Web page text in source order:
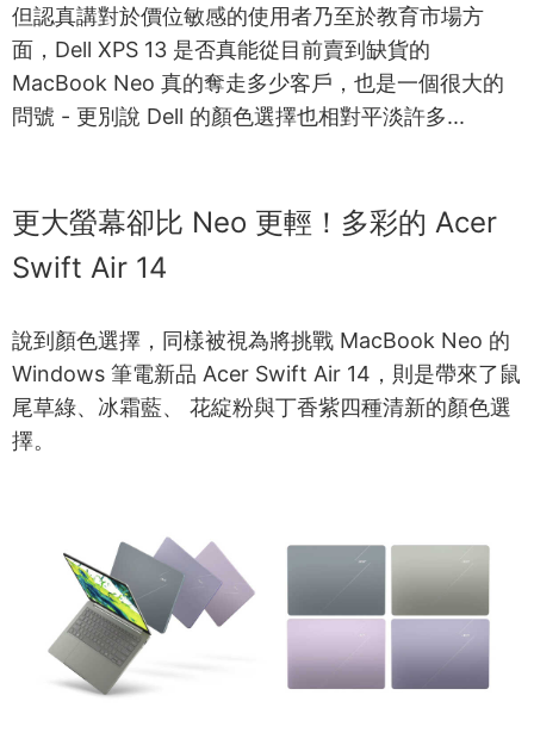
但認真講對於價位敏感的使用者乃至於教育市場方
面，Dell XPS 13 是否真能從目前賣到缺貨的
MacBook Neo 真的奪走多少客戶，也是一個很大的
問號 - 更別說 Dell 的顏色選擇也相對平淡許多...
更大螢幕卻比 Neo 更輕！多彩的 Acer
Swift Air 14
說到顏色選擇，同樣被視為將挑戰 MacBook Neo 的
Windows 筆電新品 Acer Swift Air 14，則是帶來了鼠
尾草綠、冰霜藍、 花綻粉與丁香紫四種清新的顏色選
擇。